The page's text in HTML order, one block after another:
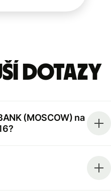
dotazy
(MOSCOW) na